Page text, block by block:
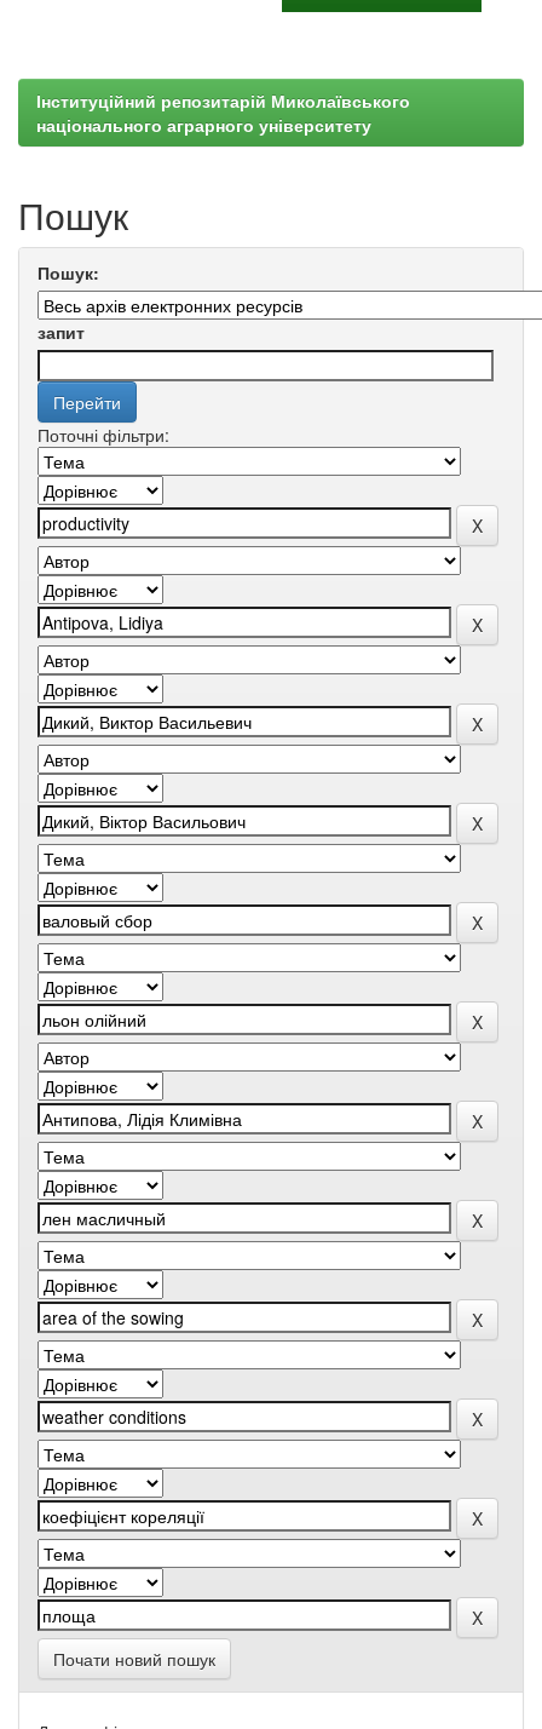
Інституційний репозитарій Миколаївського
національного аграрного університету
Пошук
Пошук:
запит
Поточні фільтри:
Почати новий пошук